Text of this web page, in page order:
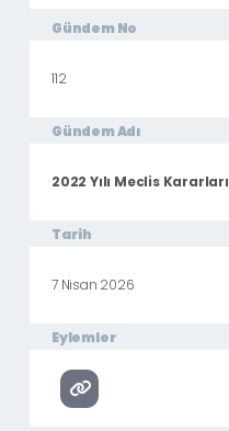
Gündem No
112
Gündem Adı
2022 Yılı Meclis Kararları
Tarih
7 Nisan 2026
Eylemler